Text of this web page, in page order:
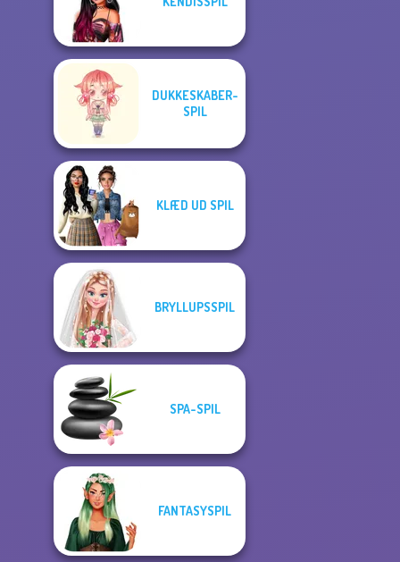
DUKKESKABER-
SPIL
KLÆD UD SPIL
BRYLLUPSSPIL
SPA-SPIL
FANTASYSPIL